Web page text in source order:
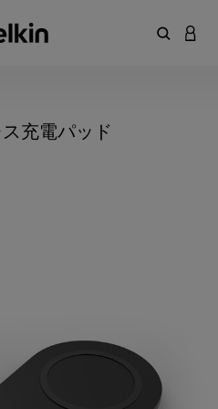
キーワアカ
充電パッド